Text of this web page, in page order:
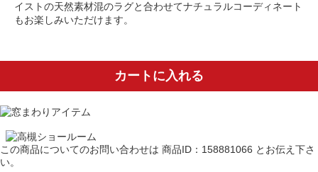
イストの天然素材混のラグと合わせてナチュラルコーディネート
もお楽しみいただけます。
カートに入れる
この商品についてのお問い合わせは 商品ID：158881066 とお伝え下さ
い。